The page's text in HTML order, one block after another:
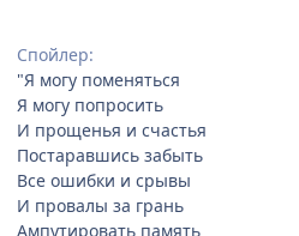
Спойлер:
"Я могу поменяться
Я могу попросить
И прощенья и счастья
Постаравшись забыть
Все ошибки и срывы
И провалы за грань
Ампутировать память